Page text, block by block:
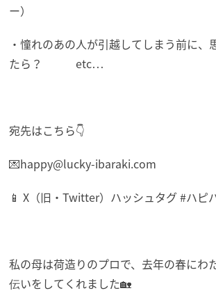
ー）
・憧れのあの人が引越してしまう前に、
たら？ etc…
宛先はこちら👇
💌happy@lucky-ibaraki.com
📱 X（旧・Twitter）ハッシュタグ #ハ
私の母は荷造りのプロで、去年の春にわ
伝いをしてくれました🏡